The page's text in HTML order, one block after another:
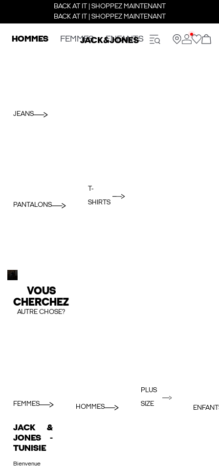
BACK AT IT | SHOPPEZ MAINTENANT
BACK AT IT | SHOPPEZ MAINTENANT
HOMMES FEMMES ENFANTS
JEANS
PANTALONS
T-
SHIRTS
VOUS
CHERCHEZ
AUTRE CHOSE?
FEMMES HOMMES
PLUS
SIZE
JACK &
JONES -
TUNISIE
Bienvenue